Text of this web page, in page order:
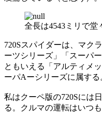
全長は4543ミリで堂
720Sスパイダーは、マク
ーツシリーズ」「スーパ
ともいえる「アルティメ
ーパAーシリーズに属する
私はクーペ版の720Sには
る。クルマの運転はいつ